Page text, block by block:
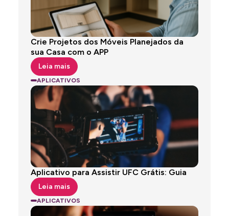
Crie Projetos dos Móveis Planejados da
sua Casa com o APP
Leia mais
APLICATIVOS
Aplicativo para Assistir UFC Grátis: Guia
Leia mais
APLICATIVOS